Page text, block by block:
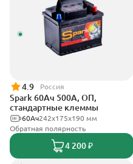
4.9 Россия
Spark 60Ач 500А, ОП,
стандартные клеммы
242х175х190 мм
60Ач
Обратная полярность
4 200 ₽